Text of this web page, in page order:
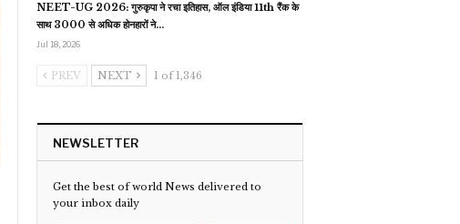
NEET-UG 2026: गुरुकृपा ने रचा इतिहास, ऑल इंडिया 11th रैंक के
साथ 3000 से अधिक होनहारों ने…
Jul 18, 2026
PREV NEXT 1 of 1,346
NEWSLETTER
Get the best of world News delivered to
your inbox daily